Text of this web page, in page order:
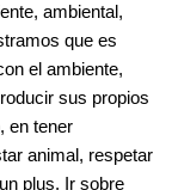
ambiental,
que es
el ambiente,
sus propios
en tener
animal, respetar
plus. Ir sobre